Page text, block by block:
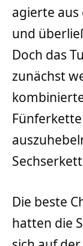
agierte
und
Doch das
zunächst
Die beste
hatten die